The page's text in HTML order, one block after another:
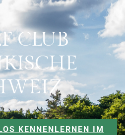
CLUB
KENNENLERNEN IM